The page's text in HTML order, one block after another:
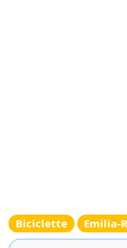
Biciclette Emilia-